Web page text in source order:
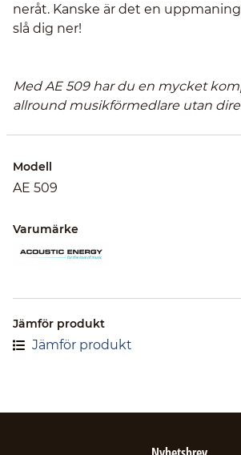
neråt. Kanske är det en
slå dig ner!
Med AE 509 har du en mycket
allround musikförmedlare utan
Modell
AE 509
Varumärke
Jämför produkt
Jämför produkt